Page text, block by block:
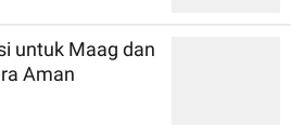
untuk Maag dan
Aman